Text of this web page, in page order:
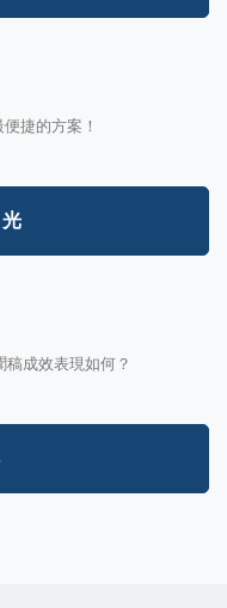
捷的方案！
成效表現如何？